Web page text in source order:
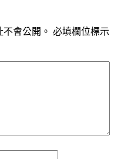
會公開。 必填欄位標示